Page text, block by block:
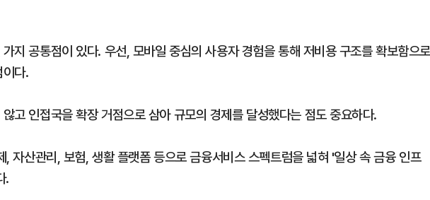
지 공통점이 있다. 우선, 모바일 중심의 사용자 경험을 통해 저비용 구조를 확보함으
다.
고 인접국을 확장 거점으로 삼아 규모의 경제를 달성했다는 점도 중요하다.
, 자산관리, 보험, 생활 플랫폼 등으로 금융서비스 스펙트럼을 넓혀 '일상 속 금융 인프
.